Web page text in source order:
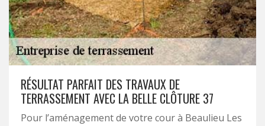
RÉSULTAT PARFAIT DES TRAVAUX DE
TERRASSEMENT AVEC LA BELLE CLÔTURE 37
Pour l’aménagement de votre cour à Beaulieu Les